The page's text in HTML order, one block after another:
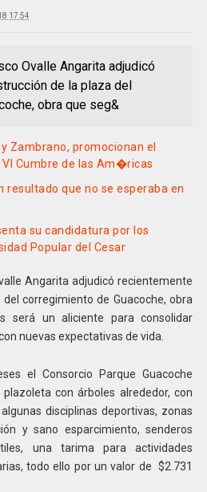
17:54
Ovalle Angarita adjudicó
de la plaza del
obra que seg&
Zambrano, promocionan el
VI Cumbre de las Am�ricas
resultado que no se esperaba en
su candidatura por los
Popular del Cesar
Angarita adjudicó recientemente
corregimiento de Guacoche, obra
será un aliciente para consolidar
nuevas expectativas de vida.
el Consorcio Parque Guacoche
con árboles alrededor, con
disciplinas deportivas, zonas
y sano esparcimiento, senderos
una tarima para actividades
todo ello por un valor de $2.731